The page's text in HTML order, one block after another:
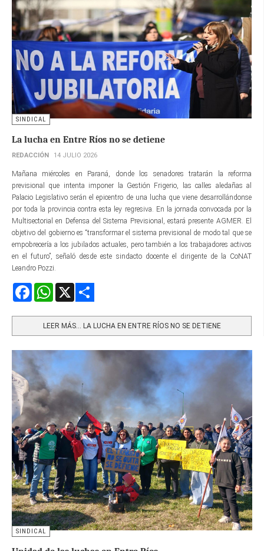
SINDICAL
La lucha en Entre Ríos no se detiene
REDACCIÓN 14 JULIO 2026
Mañana miércoles en Paraná, donde los senadores tratarán la reforma
previsional que intenta imponer la Gestión Frigerio, las calles aledañas al
Palacio Legislativo serán el epicentro de una lucha que viene desarrollándonse
por toda la provincia contra esta ley regresiva. En la jornada convocada por la
Multisectorial en Defensa del Sistema Previsional, estará presente AGMER. El
objetivo del gobierno es “transformar el sistema previsional de modo tal que se
empobrecería a los jubilados actuales, pero también a los trabajadores activos
en el futuro”, señaló desde este sindacto docente el dirigente de la CoNAT
Leandro Pozzi.
FacebookWhatsApp
LEER MÁS… LA LUCHA EN ENTRE RÍOS NO SE DETIENE
SINDICAL